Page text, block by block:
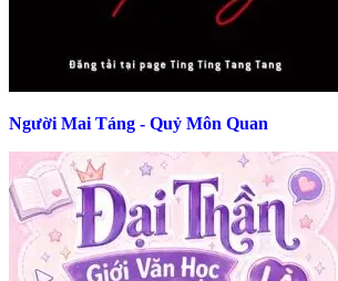
Người Mai Táng - Quỷ Môn Quan